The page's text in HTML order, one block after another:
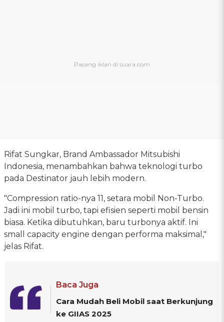
Rifat Sungkar, Brand Ambassador Mitsubishi
Indonesia, menambahkan bahwa teknologi turbo
pada Destinator jauh lebih modern.
"Compression ratio-nya 11, setara mobil Non-Turbo.
Jadi ini mobil turbo, tapi efisien seperti mobil bensin
biasa. Ketika dibutuhkan, baru turbonya aktif. Ini
small capacity engine dengan performa maksimal,"
jelas Rifat.
Baca Juga
Cara Mudah Beli Mobil saat Berkunjung
ke GIIAS 2025